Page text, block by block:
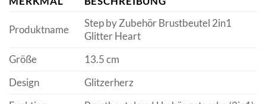
Produktname
Step by Zubehör Brustbeutel 2in1
Glitter Heart
Größe
13.5 cm
Design
Glitzerherz